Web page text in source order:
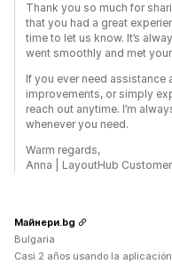
Thank you so much for
that you had a great
time to let us know. It’s
went smoothly and met
If you ever need assistance
improvements, or simply
reach out anytime. I’m
whenever you need.
Warm regards,
Anna | LayoutHub
Mайнери.bg
Bulgaria
Casi 2 años usando la aplicación